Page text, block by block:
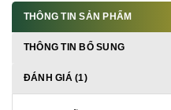
THÔNG TIN SẢN PHẨM
THÔNG TIN BỔ SUNG
ĐÁNH GIÁ (1)